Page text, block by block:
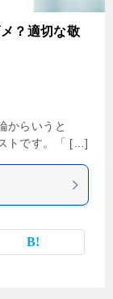
？適切な敬
からいうと
トです。「 […]